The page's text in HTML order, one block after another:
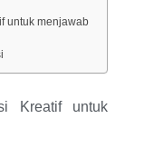
untuk menjawab
Kreatif untuk